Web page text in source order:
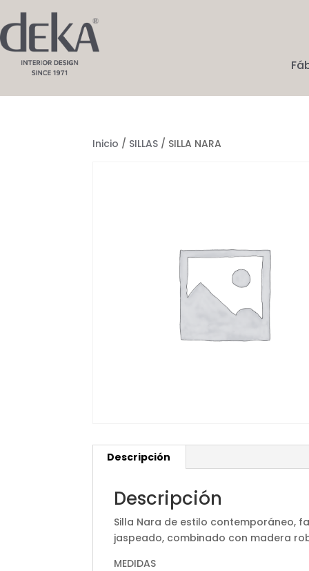
Inicio / SILLAS / SILLA NARA
Descripción
Descripción
Silla Nara de estilo contemporáneo,
jaspeado, combinado con madera
MEDIDAS